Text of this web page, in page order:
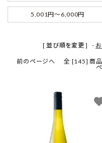
5,001円～6,000円
[ 並び順を変更 ] -
前のページへ 全 [145] 商